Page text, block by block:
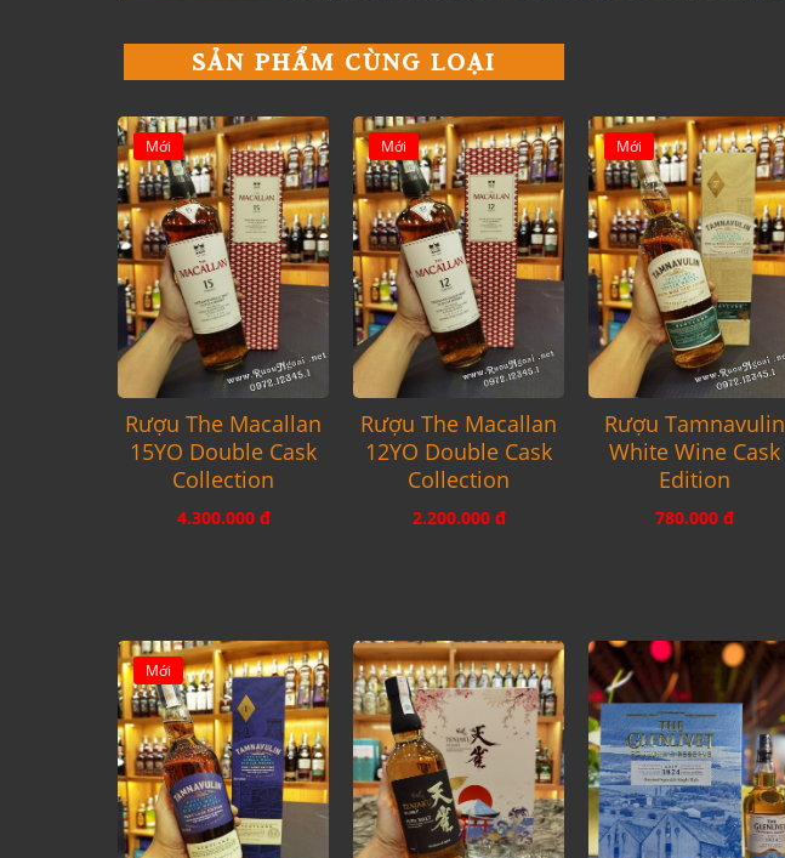
SẢN PHẨM CÙNG LOẠI
Mới
Rượu The Macallan
15YO Double Cask
Collection
4.300.000 đ
Mới
Rượu The Macallan
12YO Double Cask
Collection
2.200.000 đ
Mới
Rượu Tamnavulin
White Wine Cask
Edition
780.000 đ
Mới